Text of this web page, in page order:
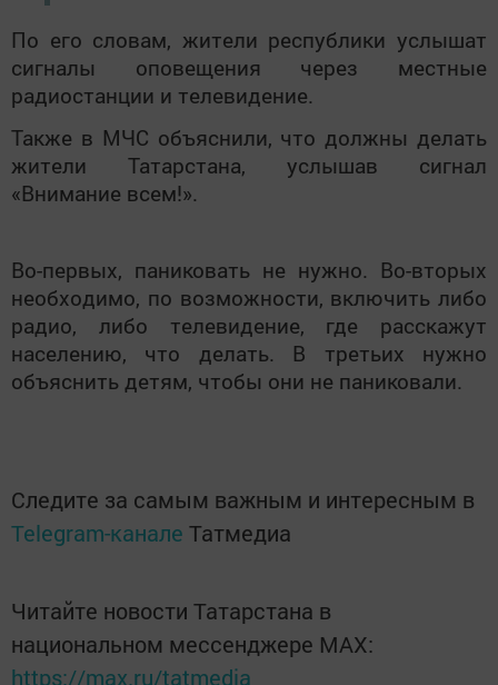
По его словам, жители республики услышат
сигналы оповещения через местные
радиостанции и телевидение.
Также в МЧС объяснили, что должны делать
жители Татарстана, услышав сигнал
«Внимание всем!».
Во-первых, паниковать не нужно. Во-вторых
необходимо, по возможности, включить либо
радио, либо телевидение, где расскажут
населению, что делать. В третьих нужно
объяснить детям, чтобы они не паниковали.
Следите за самым важным и интересным в
Telegram-канале Татмедиа
Читайте новости Татарстана в
национальном мессенджере MАХ:
https://max.ru/tatmedia